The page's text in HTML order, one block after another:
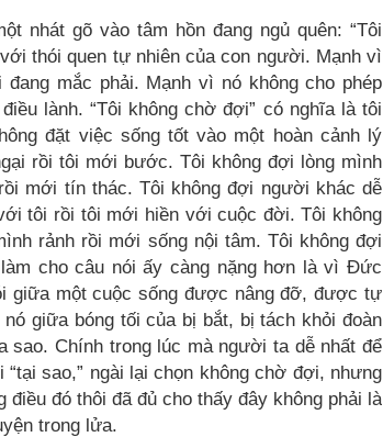
nhát gõ vào tâm hồn đang ngủ quên: “Tôi
thói quen tự nhiên của con người. Mạnh vì
mắc phải. Mạnh vì nó không cho phép
lành. “Tôi không chờ đợi” có nghĩa là tôi
đặt việc sống tốt vào một hoàn cảnh lý
rồi tôi mới bước. Tôi không đợi lòng mình
mới tín thác. Tôi không đợi người khác dễ
tôi rồi tôi mới hiền với cuộc đời. Tôi không
rảnh rồi mới sống nội tâm. Tôi không đợi
cho câu nói ấy càng nặng hơn là vì Đức
giữa một cuộc sống được nâng đỡ, được tự
giữa bóng tối của bị bắt, bị tách khỏi đoàn
sao. Chính trong lúc mà người ta dễ nhất để
sao,” ngài lại chọn không chờ đợi, nhưng
đó thôi đã đủ cho thấy đây không phải là
trong lửa.